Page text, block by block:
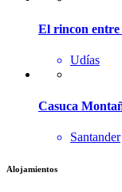
El rincon
Udías
Casuca
Santander
Alojamientos